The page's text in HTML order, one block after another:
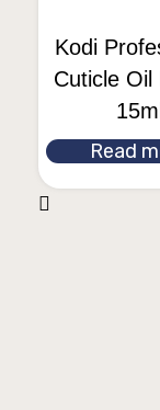
Kodi
Cuticle Oil
15ml
Read